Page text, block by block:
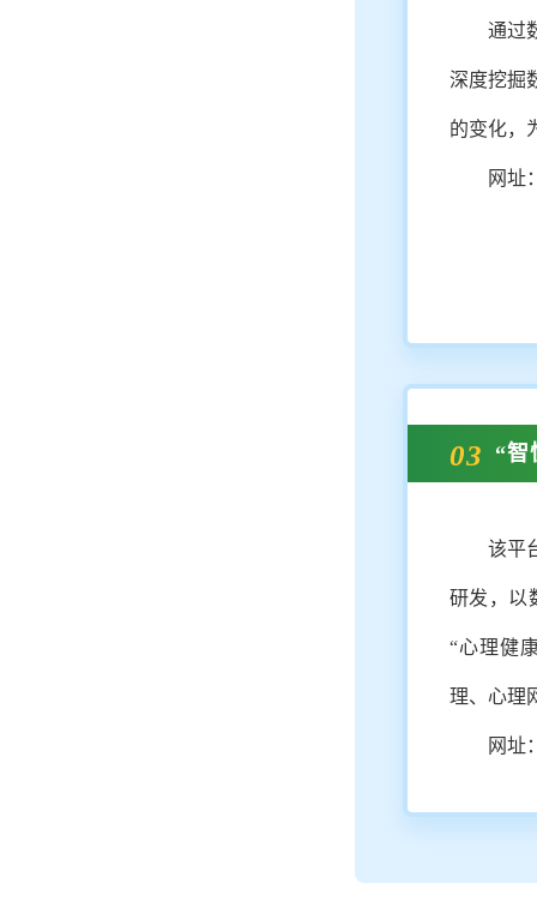
通过
深度挖掘
的变化，
网址
03 “智
该平
研发，以
“心理健
理、心理
网址